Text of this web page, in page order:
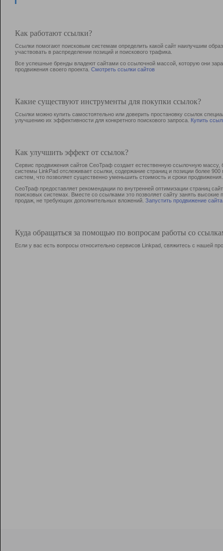
Как работают ссылки?
Ссылки помогают поисковым системам определить какой сайт наилучшим
участвовать в раcпределении позиций и поискового трафика.
Все успешные бренды владеют сайтами со ссылочной массой, которую они
продвижения своего проекта. Смотреть ссылки сайтов
Какие существуют инструменты для покупки ссылок?
Ссылки можно купить самостоятельно или доверить простановку ссылок
улучшению их эффективности для конкретного поискового запроса. Купить
Как улучшить эффект от ссылок?
Сервис продвижения сайтов СеоТраф создает естественную ссылочную
системы LinkPad отслеживает ссылки, содержание страниц и позиции более
систем, что позволяет существенно уменьшить стоимость и сроки продвижения.
СеоТраф предоставляет рекомендации по внутренней оптимизации страниц
поисковых системах. Вместе со ссылками это позволяет сайту занять
продаж, не требующих дополнительных вложений. Запустить продвижение сайта
Куда обращаться за помощью по вопросам работы со
Если у вас есть вопросы относительно сервисов Linkpad, свяжитесь с нашей